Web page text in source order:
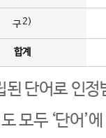
구2)
합계
된 단어로 인정
모두 ‘단어’